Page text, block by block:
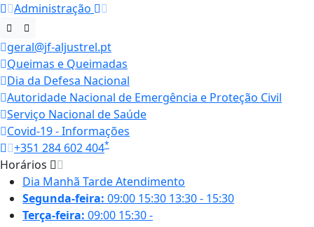
Administração
geral@jf-aljustrel.pt
Queimas e Queimadas
Dia da Defesa Nacional
Autoridade Nacional de Emergência e Proteção Civil
Serviço Nacional de Saúde
Covid-19 - Informações
+351 284 602 404*
Horários
Dia Manhã TardeAtendimento
Segunda-feira: 09:00 15:30 13:30 - 15:30
Terça-feira: 09:00 15:30-